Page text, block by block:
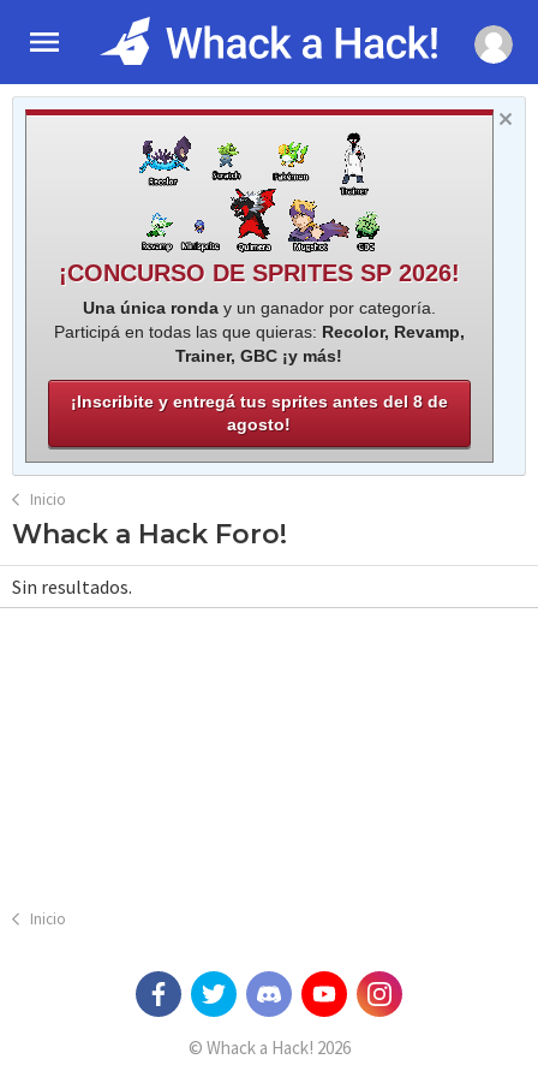
¡CONCURSO DE SPRITES SP 2026!
Una única ronday un ganador por categoría.
Participá en todas las que quieras: Recolor, Revamp,
Trainer, GBC ¡y más!
¡Inscribite y entregá tus sprites antes del 8 de
agosto!
Inicio
Whack a Hack Foro!
Sin resultados.
Inicio
© Whack a Hack! 2026